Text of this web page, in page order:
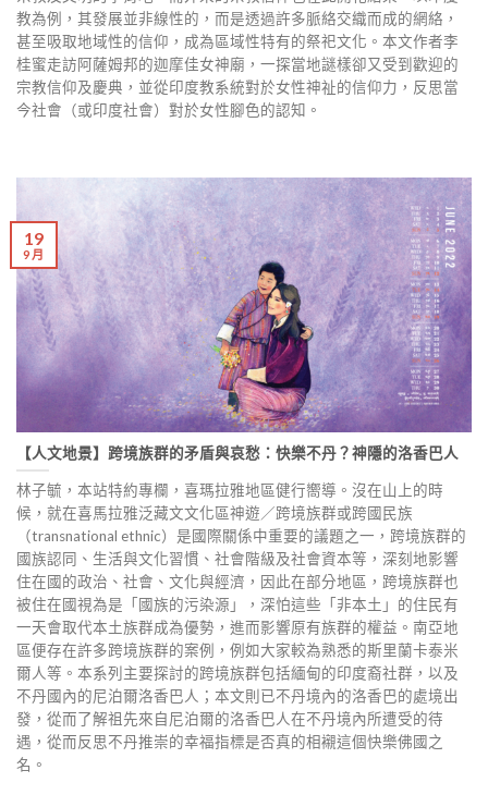
教為例，其發展並非線性的，而是透過許多脈絡交織而成的網絡，
甚至吸取地域性的信仰，成為區域性特有的祭祀文化。本文作者李
桂蜜走訪阿薩姆邦的迦摩佳女神廟，一探當地謎樣卻又受到歡迎的
宗教信仰及慶典，並從印度教系統對於女性神祉的信仰力，反思當
今社會（或印度社會）對於女性腳色的認知。
【人文地景】跨境族群的矛盾與哀愁：快樂不丹？神隱的洛香巴人
林子毓，本站特約專欄，喜瑪拉雅地區健行嚮導。沒在山上的時
候，就在喜馬拉雅泛藏文文化區神遊／跨境族群或跨國民族
（transnational ethnic）是國際關係中重要的議題之一，跨境族群的
國族認同、生活與文化習慣、社會階級及社會資本等，深刻地影響
住在國的政治、社會、文化與經濟，因此在部分地區，跨境族群也
被住在國視為是「國族的污染源」，深怕這些「非本土」的住民有
一天會取代本土族群成為優勢，進而影響原有族群的權益。南亞地
區便存在許多跨境族群的案例，例如大家較為熟悉的斯里蘭卡泰米
爾人等。本系列主要探討的跨境族群包括緬甸的印度裔社群，以及
不丹國內的尼泊爾洛香巴人；本文則已不丹境內的洛香巴的處境出
發，從而了解祖先來自尼泊爾的洛香巴人在不丹境內所遭受的待
遇，從而反思不丹推崇的幸福指標是否真的相襯這個快樂佛國之
名。
19
9 月